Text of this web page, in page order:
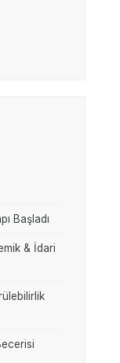
Başladı
& İdari